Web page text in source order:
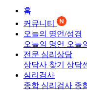
홈
커뮤니티
오늘의 명언/성경
오늘의 명언 오늘
전문 심리상담
상담사 찾기 상담
심리검사
종합 심리검사 종